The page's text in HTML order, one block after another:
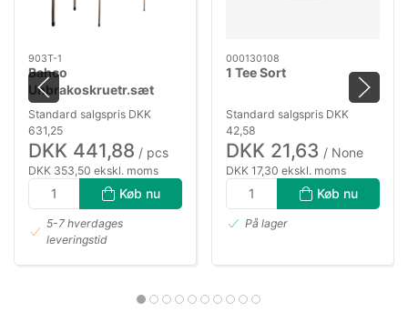
903T-1
Bahco
Unbrakoskruetr.sæt
m/T-greb 903T-1
Standard salgspris DKK
631,25
DKK 441,88 / pcs
DKK 353,50 ekskl. moms
Køb nu
5-7 hverdages
leveringstid
000130108
1 Tee Sort
Standard salgspris DKK
42,58
DKK 21,63 / None
DKK 17,30 ekskl. moms
Køb nu
På lager